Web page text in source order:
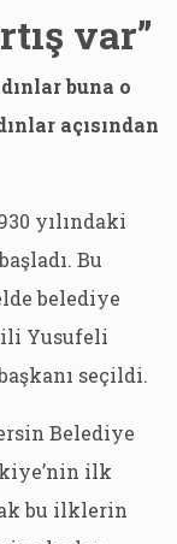
var”
buna o
açısından
yılındaki
Bu
belediye
ili Yusufeli
seçildi.
Belediye
ilk
bu ilklerin